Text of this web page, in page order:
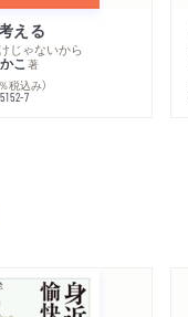
える
じゃないから
こ著
税込み）
7